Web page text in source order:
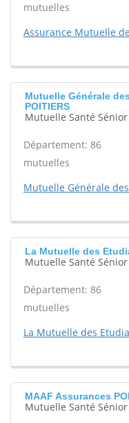
mutuelles
Assurance Mutuelle
Mutuelle Générale
POITIERS
Mutuelle Santé Sénior
Département: 86
mutuelles
Mutuelle Générale
La Mutuelle des
Mutuelle Santé Sénior
Département: 86
mutuelles
La Mutuelle des
MAAF Assurances
Mutuelle Santé Sénior